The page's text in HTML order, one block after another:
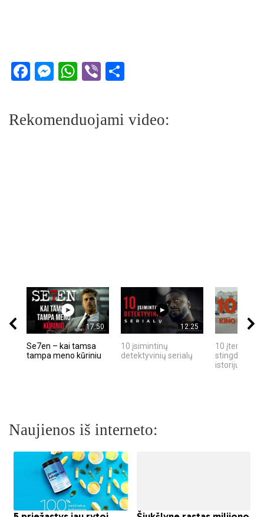
Facebook
Messenger
WhatsApp
Viber
Rekomenduojami video:
17:50
Se7en – kai tamsa
tampa meno kūriniu
12:25
10 įsimintinų
detektyvinių serialų
10 įtemptų,
stingdančių
istorijų
Naujienos iš interneto: